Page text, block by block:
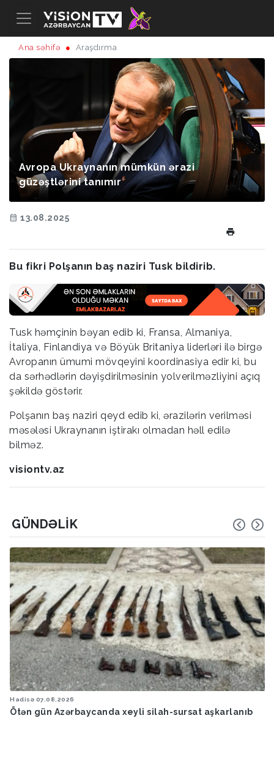
Ana səhifə Araşdırma
Avropa Ukraynanın mümkün ərazi
güzəştlərini tanımır
13.08.2025
Bu fikri Polşanın baş naziri Tusk bildirib.
Tusk həmçinin bəyan edib ki, Fransa, Almaniya,
İtaliya, Finlandiya və Böyük Britaniya liderləri ilə birgə
Avropanın ümumi mövqeyini koordinasiya edir ki, bu
da sərhədlərin dəyişdirilməsinin yolverilməzliyini açıq
şəkildə göstərir.
Polşanın baş naziri qeyd edib ki, ərazilərin verilməsi
məsələsi Ukraynanın iştirakı olmadan həll edilə
bilməz.
visiontv.az
GÜNDƏLIK
Hadisə 07.08.2026
Ötən gün Azərbaycanda xeyli silah-sursat aşkarlanıb